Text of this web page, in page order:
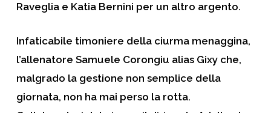
Raveglia e Katia Bernini per un altro argento.
Infaticabile timoniere della ciurma menaggina,
l’allenatore Samuele Corongiu alias Gixy che,
malgrado la gestione non semplice della
giornata, non ha mai perso la rotta.